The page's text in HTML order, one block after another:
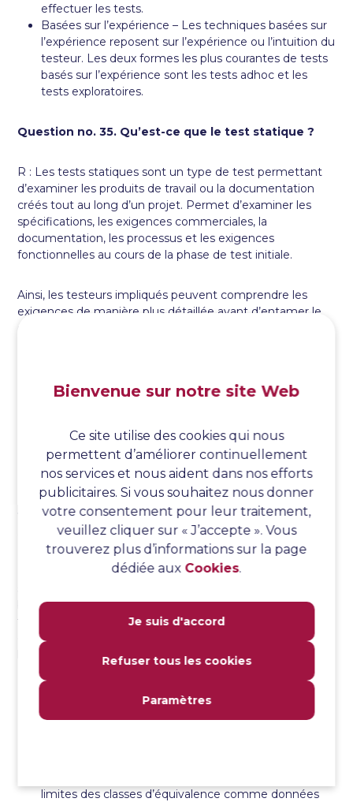
effectuer les tests.
Basées sur l’expérience – Les techniques basées sur
l’expérience reposent sur l’expérience ou l’intuition du
testeur. Les deux formes les plus courantes de tests
basés sur l’expérience sont les tests adhoc et les
tests exploratoires.
Question no. 35. Qu’est-ce que le test statique ?
R : Les tests statiques sont un type de test permettant
d’examiner les produits de travail ou la documentation
créés tout au long d’un projet. Permet d’examiner les
spécifications, les exigences commerciales, la
documentation, les processus et les exigences
fonctionnelles au cours de la phase de test initiale.
Ainsi, les testeurs impliqués peuvent comprendre les
exigences de manière plus détaillée avant d’entamer le
Question no. 36. Qu’est-ce que l’essai dynamique ?
l’application testée, soit manuellement, soit par
automatisation, est appelé test dynamique.
Question no. 37. Expliquez les différents types de
techniques de conception de tests basés sur les
spécifications.
Réponse : Les techniques de conception de tests basées
boîte noire. Il s’agit de tester la spécification du système
testé sans connaître son architecture interne. Les
différents types de tests basés sur les spécifications ou
les techniques de test de la boîte noire sont les suivants :
Partitionnement par équivalence – regroupement
limites des classes d’équivalence comme données
Bienvenue sur notre site Web
Ce site utilise des cookies qui nous
permettent d’améliorer continuellement
nos services et nous aident dans nos efforts
publicitaires. Si vous souhaitez nous donner
votre consentement pour leur traitement,
veuillez cliquer sur « J’accepte ». Vous
trouverez plus d’informations sur la page
dédiée aux Cookies.
Je suis d'accord
Refuser tous les cookies
Paramètres